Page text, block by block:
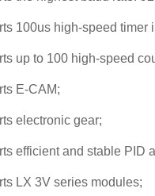
100us high-speed timer
up to 100 high-speed
E-CAM;
electronic gear;
efficient and stable PID
LX 3V series modules;